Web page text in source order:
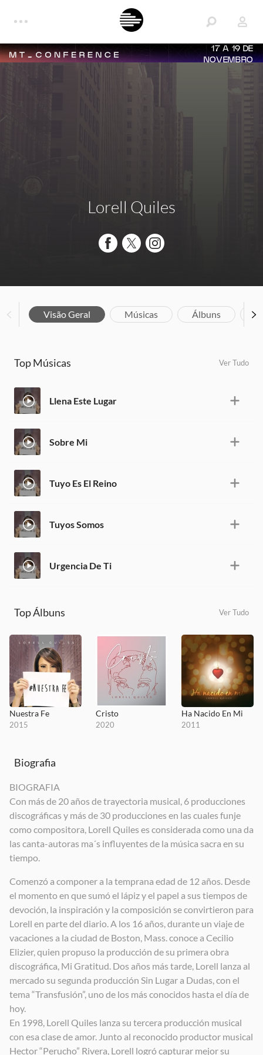
17 A 19 DE
NOVEMBRO
Lorell Quiles
Visão Geral Músicas Álbuns
Top Músicas Ver Tudo
Llena Este Lugar
Sobre Mi
Tuyo Es El Reino
Tuyos Somos
Urgencia De Ti
Top Álbuns Ver Tudo
Nuestra Fe
2015
Cristo
2020
Ha Nacido En Mi
2011
2020
Biografia
BIOGRAFIA
Con más de 20 años de trayectoria musical, 6 producciones
discográficas y más de 30 producciones en las cuales funje
como compositora, Lorell Quiles es considerada como una da
las canta-autoras ma´s influyentes de la música sacra en su
tiempo.
Comenzó a componer a la temprana edad de 12 años. Desde
el momento en que sumó el lápiz y el papel a sus tiempos de
devoción, la inspiración y la composición se convirtieron para
Lorell en parte del diario. A los 16 años, durante un viaje de
vacaciones a la ciudad de Boston, Mass. conoce a Cecilio
Elizier, quien propuso la producción de su primera obra
discográfica, Mi Gratitud. Dos años más tarde, Lorell lanza al
mercado su segunda producción Sin Lugar a Dudas, con el
tema “Transfusión”, uno de los más conocidos hasta el día de
hoy.
En 1998, Lorell Quiles lanza su tercera producción musical
con esa clase de amor. Junto al reconocido productor musical
Hector “Perucho” Rivera, Lorell logró capturar mejor su